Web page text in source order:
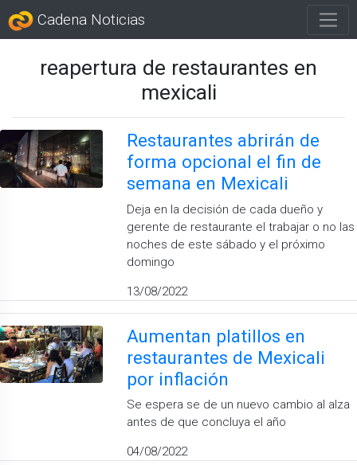
Cadena Noticias
reapertura de restaurantes en
mexicali
Restaurantes abrirán de
forma opcional el fin de
semana en Mexicali
Deja en la decisión de cada dueño y
gerente de restaurante el trabajar o no las
noches de este sábado y el próximo
domingo
13/08/2022
Aumentan platillos en
restaurantes de Mexicali
por inflación
Se espera se de un nuevo cambio al alza
antes de que concluya el año
04/08/2022